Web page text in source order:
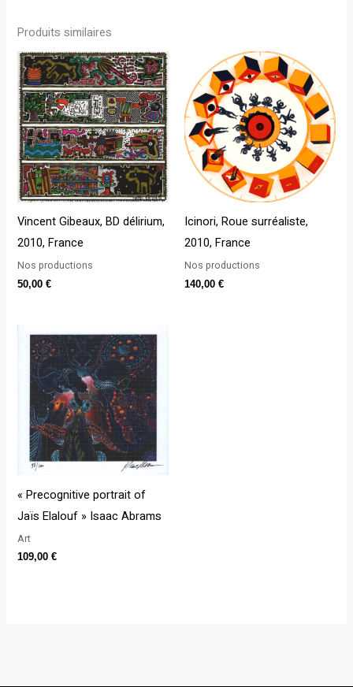
Produits similaires
Vincent Gibeaux, BD délirium,
2010, France
Nos productions
50,00€
Icinori, Roue surréaliste,
2010, France
Nos productions
140,00 €
« Precognitive portrait of
Jaïs Elalouf » Isaac Abrams
Art
109,00€